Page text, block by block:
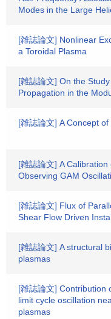
Modes in the Large
[雑誌論文] Nonlinear
a Toroidal Plasma
[雑誌論文] On the
Propagation in the
[雑誌論文] A Concept
[雑誌論文] A
Observing GAM
[雑誌論文] Flux of
Shear Flow Driven
[雑誌論文] A structural
plasmas
[雑誌論文] Contribution
limit cycle oscillation
plasmas